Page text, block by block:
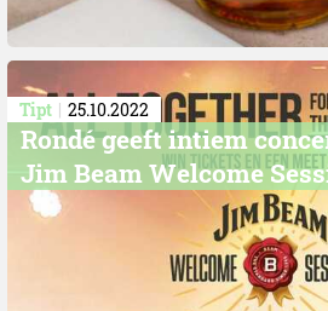
Tipt 25.10.2022
Rondé geeft intiem
Jim Beam Welcome